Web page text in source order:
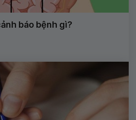
báo bệnh gì?